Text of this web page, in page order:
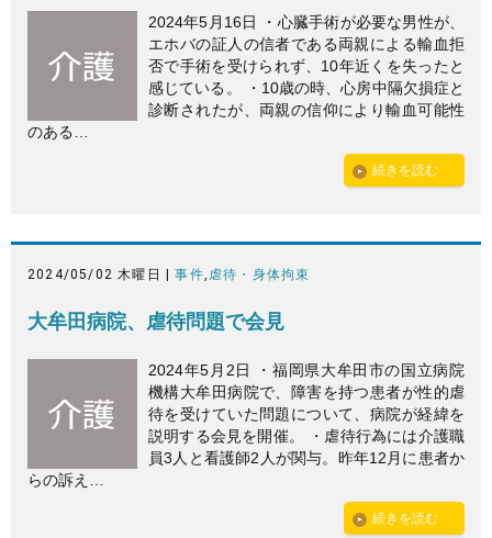
2024年5月16日 ・心臓手術が必要な男性が、
エホバの証人の信者である両親による輸血拒
否で手術を受けられず、10年近くを失ったと
感じている。 ・10歳の時、心房中隔欠損症と
診断されたが、両親の信仰により輸血可能性
のある…
続きを読む
2024/05/02 木曜日 |事件, 虐待・身体拘束
大牟田病院、虐待問題で会見
2024年5月2日 ・福岡県大牟田市の国立病院
機構大牟田病院で、障害を持つ患者が性的虐
待を受けていた問題について、病院が経緯を
説明する会見を開催。 ・虐待行為には介護職
員3人と看護師2人が関与。昨年12月に患者か
らの訴え…
続きを読む